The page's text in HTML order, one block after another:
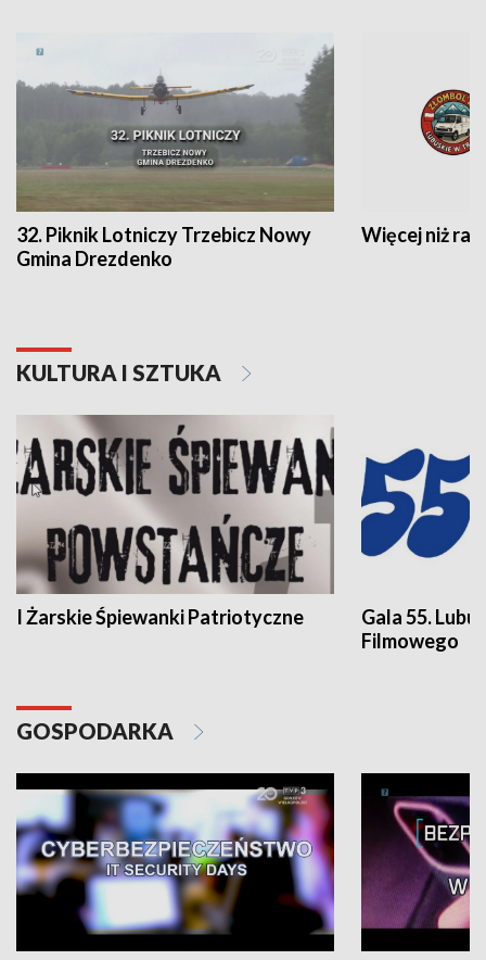
32. Piknik Lotniczy Trzebicz Nowy
Gmina Drezdenko
Więcej niż rajd
KULTURA I SZTUKA
I Żarskie Śpiewanki Patriotyczne
Gala 55.
Filmowego
GOSPODARKA